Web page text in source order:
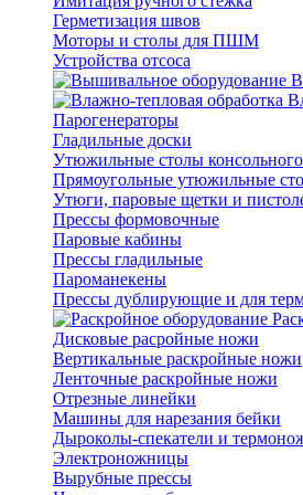
Герметизация швов
Моторы и столы для ПШМ
Устройства отсоса
Парогенераторы
Гладильные доски
Утюжильные столы
Прямоугольные утюжильные
Утюги, паровые щетки и
Прессы формовочные
Паровые кабины
Прессы гладильные
Пароманекены
Прессы дублирующие и для
Дисковые расройные ножи
Вертикальные раскройные ножи
Ленточные раскройные ножи
Отрезные линейки
Машины для нарезания бейки
Дыроколы-спекатели и
Электроножницы
Вырубные прессы